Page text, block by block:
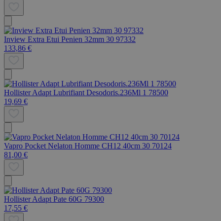
Inview Extra Etui Penien 32mm 30 97332
133,86 €
Hollister Adapt Lubrifiant Desodoris.236Ml 1 78500
19,69 €
Vapro Pocket Nelaton Homme CH12 40cm 30 70124
81,00 €
Hollister Adapt Pate 60G 79300
17,55 €